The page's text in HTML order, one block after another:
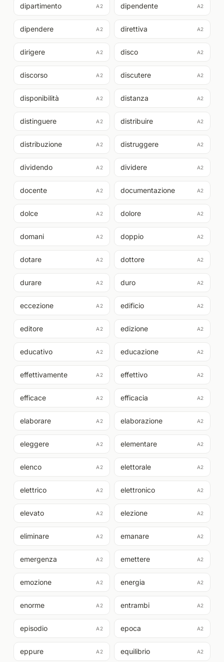
dipartimento A2 dipendente A2
dipendere A2 direttiva A2
dirigere A2 disco A2
discorso A2 discutere A2
disponibilità A2 distanza A2
distinguere A2 distribuire A2
distribuzione A2 distruggere A2
dividendo A2 dividere A2
docente A2 documentazione A2
dolce A2 dolore A2
domani A2 doppio A2
dotare A2 dottore A2
durare A2 duro A2
eccezione A2 edificio A2
editore A2 edizione A2
educativo A2 educazione A2
effettivamente A2 effettivo A2
efficace A2 efficacia A2
elaborare A2 elaborazione A2
eleggere A2 elementare A2
elenco A2 elettorale A2
elettrico A2 elettronico A2
elevato A2 elezione A2
eliminare A2 emanare A2
emergenza A2 emettere A2
emozione A2 energia A2
enorme A2 entrambi A2
episodio A2 epoca A2
eppure A2 equilibrio A2